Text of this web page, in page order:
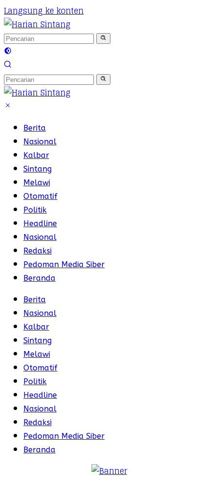
Langsung ke konten
Berita
Nasional
Kalbar
Sintang
Melawi
Otomatif
Politik
Headline
Nasional
Redaksi
Pedoman Media Siber
Beranda
Berita
Nasional
Kalbar
Sintang
Melawi
Otomatif
Politik
Headline
Nasional
Redaksi
Pedoman Media Siber
Beranda